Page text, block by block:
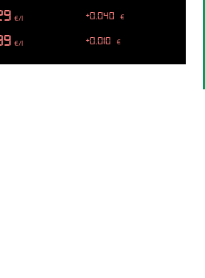
€/l +0.040 €
€/l +0.010 €